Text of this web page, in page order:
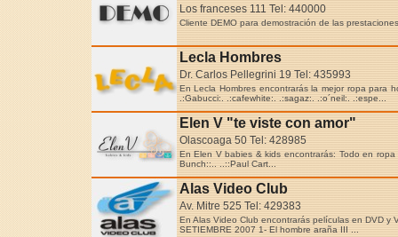
Los franceses 111 Tel: 440000
Cliente DEMO para demostración de las
Lecla Hombres
Dr. Carlos Pellegrini 19 Tel: 435993
En Lecla Hombres encontrarás la mejor ropa para
.:Gabucci:. .:cafewhite:. .:sagaz:. .:o´neil:. .:espe...
Elen V "te viste con amor"
Olascoaga 50 Tel: 428985
En Elen V babies & kids encontrarás: Todo en
Bunch::.. ..::Paul Cart...
Alas Video Club
Av. Mitre 525 Tel: 429383
En Alas Video Club encontrarás películas en DVD y
SETIEMBRE 2007 1- El hombre araña III ...